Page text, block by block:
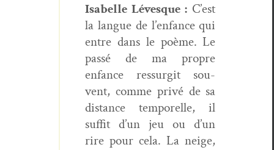
Isabelle Lévesque : C’est
la langue de l’enfance qui
entre dans le poème. Le
passé de ma pro­pre
enfance ressur­git sou­
vent, comme privé de sa
dis­tance tem­porelle, il
suf­fit d’un jeu ou d’un
rire pour cela. La neige,